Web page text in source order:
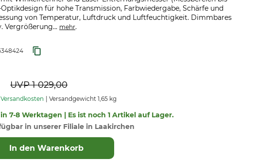
für hohe Transmission, Farbwiedergabe, Schärfe und
von Temperatur, Luftdruck und Luftfeuchtigkeit. Dimmbares
Vergrößerung... mehr.
UVP1 029,00
Versandkosten Versandgewicht 1,65 kg
7-8 Werktagen | Es ist noch 1 Artikel auf Lager.
in unserer Filiale in Laakirchen
In den Warenkorb